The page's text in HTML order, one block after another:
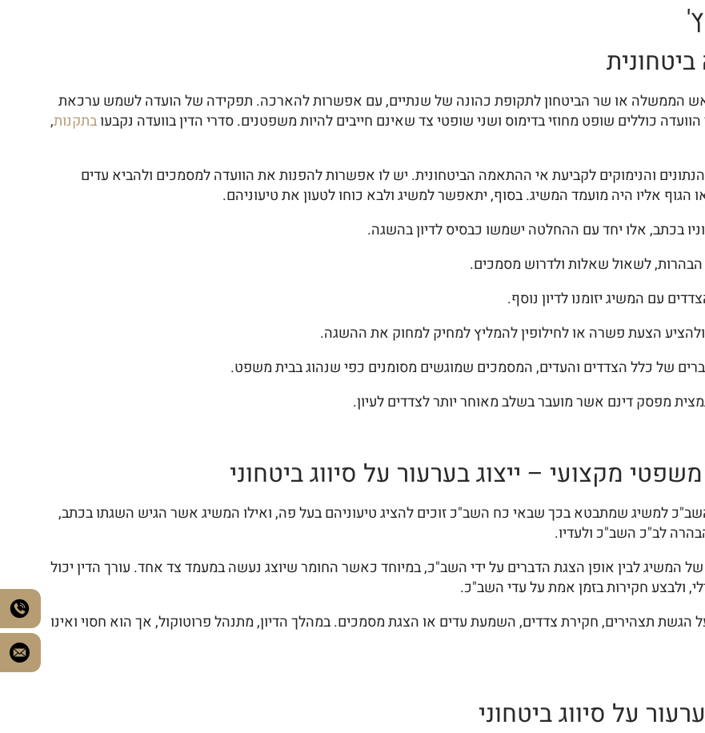
הממשלה או שר הביטחון לתקופת כהונה של שנתיים, עם אפשרות להארכה. תפקידה של הועדה לשמש ערכאת
כוללים שופט מחוזי בדימוס ושני שופטי צד שאינם חייבים להיות משפטנים. סדרי הדין בוועדה נקבעובתקנות,
והנימוקים לקביעת אי ההתאמה הביטחונית. יש לו אפשרות להפנות את הוועדה למסמכים ולהביא עדים
הגוף אליו היה מועמד המשיג. בסוף, יתאפשר למשיג ולבא כוחו לטעון את טיעוניהם.
בכתב, אלו יחד עם ההחלטה ישמשו כבסיס לדיון בהשגה.
הבהרות, לשאול שאלות ולדרוש מסמכים.
עם המשיג יזומנו לדיון נוסף.
הצעת פשרה או לחילופין להמליץ למחיק למחוק את ההשגה.
של כלל הצדדים והעדים, המסמכים שמוגשים מסומנים כפי שנהוג בבית משפט.
מפסק דינם אשר מועבר בשלב מאוחר יותר לצדדים לעיון.
מקצועי – ייצוג בערעור על סיווג ביטחוני
השב"כ למשיג שמתבטא בכך שבאי כח השב"כ זוכים להציג טיעוניהם בעל פה, ואילו המשיג אשר הגיש השגתו בכתב,
לב"כ השב"כ ולעדיו.
של המשיג לבין אופן הצגת הדברים על ידי השב"כ, במיוחד כאשר החומר שיוצג נעשה במעמד צד אחד. עורך הדין יכול
ולבצע חקירות בזמן אמת על עדי השב"כ.
הגשת תצהירים, חקירת צדדים, השמעת עדים או הצגת מסמכים. במהלך הדיון, מתנהל פרוטוקול, אך הוא חסוי ואינו
על סיווג ביטחוני